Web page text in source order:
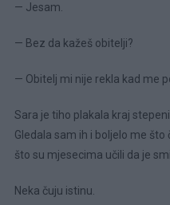
— Jesam.
— Bez da kažeš obitelji?
— Obitelj mi nije rekla kad me
Sara je tiho plakala kraj
Gledala sam ih i boljelo me
što su mjesecima učili da je
Neka čuju istinu.